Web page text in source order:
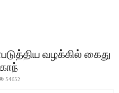
வழக்கில் கைது
54652